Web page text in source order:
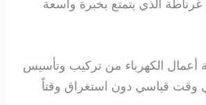
الذي يتمتع بخبرة واسعة
أعمال الكهرباء من تركيب وتأسيس
وقت قياسي دون استغراق وقتاً